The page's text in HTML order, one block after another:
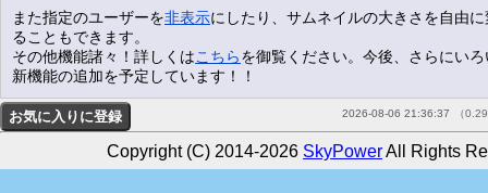
また指定のユーザーを非表示にしたり、サムネイルの大きさを自由
ることもできます。
その他機能諸々！詳しくはこちらを御覧ください。今後、さらにい
新機能の追加を予定しています！！
2026-08-06 21:36:37 （
Copyright (C) 2014-2026 SkyPowerAll Rights